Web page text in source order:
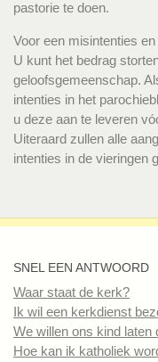
pastorie te doen.
Voor een misintenties
U kunt het bedrag
geloofsgemeenschap.
intenties in het
u deze aan te leveren
Uiteraard zullen alle
intenties in de vieringen
SNEL EEN ANTWOORD
Waar staat de kerk?
Ik wil een kerkdienst
We willen ons kind laten
Hoe kan ik katholiek